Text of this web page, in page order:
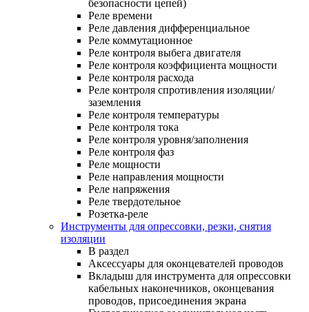
безопасности цепей)
Реле времени
Реле давления дифференциальное
Реле коммутационное
Реле контроля выбега двигателя
Реле контроля коэффициента мощности
Реле контроля расхода
Реле контроля спротивления изоляции/
заземления
Реле контроля температуры
Реле контроля тока
Реле контроля уровня/заполнения
Реле контроля фаз
Реле мощности
Реле направления мощности
Реле напряжения
Реле твердотельное
Розетка-реле
Инструменты для опрессовки, резки, снятия
изоляции
В раздел
Аксессуары для оконцевателей проводов
Вкладыш для инструмента для опрессовки
кабельных наконечников, оконцевания
проводов, присоединения экрана